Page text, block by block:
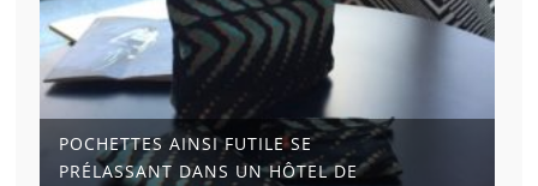
POCHETTES AINSI FUTILE SE
PRÉLASSANT DANS UN HÔTEL DE